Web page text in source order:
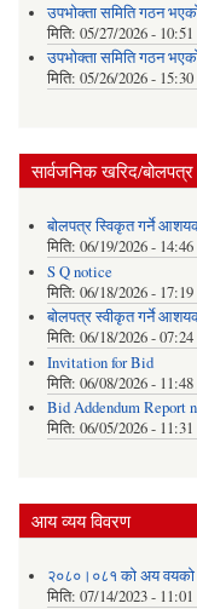
उपभोक्ता समिति गठन
मिति: 05/27/2026 - 10:51
उपभोक्ता समिति गठन
मिति: 05/26/2026 - 15:30
सार्वजनिक खरिद/
बोलपत्र स्विकृत गर्ने
मिति: 06/19/2026 - 14:46
S Q notice
मिति: 06/18/2026 - 17:19
बोलपत्र स्वीकृत गर्ने
मिति: 06/18/2026 - 07:24
Invitation for Bid
मिति: 06/08/2026 - 11:48
Bid Addendum Report
मिति: 06/05/2026 - 11:31
आय व्यय विवरण
२०८०।०८१ को अय वयको
मिति: 07/14/2023 - 11:01